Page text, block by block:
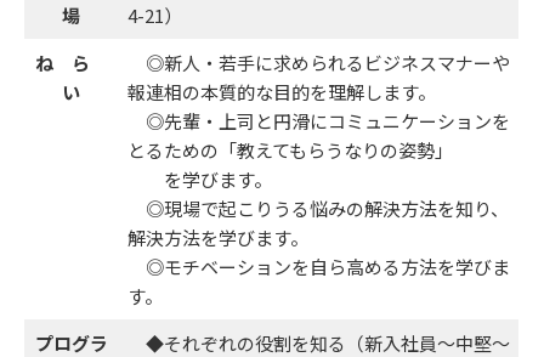
場
4-21）
ね ら
い
◎新人・若手に求められるビジネスマナーや
報連相の本質的な目的を理解します。
◎先輩・上司と円滑にコミュニケーションを
とるための「教えてもらうなりの姿勢」
を学びます。
◎現場で起こりうる悩みの解決方法を知り、
解決方法を学びます。
◎モチベーションを自ら高める方法を学びま
す。
プログラ
◆それぞれの役割を知る（新入社員～中堅～